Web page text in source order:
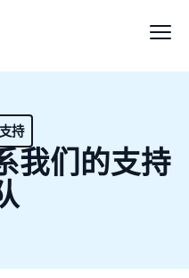
持
我们的支持